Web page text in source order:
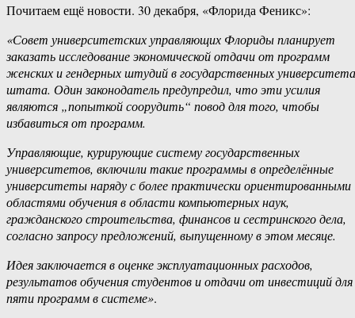
Почитаем ещё новости. 30 декабря, ‎«Флорида ‎Феникс»:
«Совет ‎университетских ‎управляющих ‎Флориды ‎планирует‏
‎заказать ‎исследование ‎экономической ‎отдачи‏ ‎от ‎программ‏
‎женских ‎и‏ ‎гендерных‏ ‎штудий в‏ ‎государственных ‎университетах‏
‎штата. ‎Один ‎законодатель ‎предупредил,‏ ‎что ‎эти‏ ‎усилия‏
‎являются‏ ‎„попыткой ‎соорудить“ ‎повод ‎для ‎того,‏ ‎чтобы
‎избавиться ‎от‏ ‎программ.
Управляющие,‏ ‎курирующие ‎систему‏ ‎государственных
‎университетов, ‎включили ‎такие‏ ‎программы ‎в ‎определённые‏
‎университеты‏ ‎наряду ‎с‏ ‎более ‎практически‏ ‎ориентированными
‎областями обучения ‎в ‎области ‎компьютерных‏ ‎наук,‏
‎гражданского‏ ‎строительства, ‎финансов‏ ‎и ‎сестринского‏ ‎дела,
‎согласно‏ ‎запросу‏ ‎предложений, ‎выпущенному‏ ‎в ‎этом ‎месяце.
Идея ‎заключается ‎в‏ ‎оценке ‎эксплуатационных‏ ‎расходов,‏
‎результатов‏ ‎обучения ‎студентов ‎и ‎отдачи‏ ‎от ‎инвестиций‏ ‎для
‎пяти‏ ‎программ‏ ‎в‏ ‎системе».